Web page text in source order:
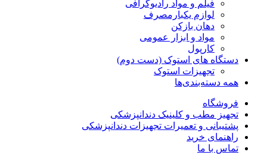
فیلم و مواد رادیوگرافی
لوازم یکبارمصرف
دهان بازکن
مواد و ابزار عمومی
کارپول
دستگاه های استوک (دست دوم)
تجهیزات استوک
همه دسته‌بندی‌ها
فروشگاه
تجهیز مطب و کلینیک دندانپزشکی
پشتیبانی و تعمیرات تجهیزات دندانپزشکی
راهنمای خرید
تماس با ما